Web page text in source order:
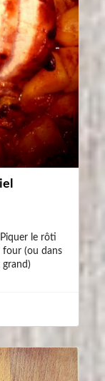
le rôti
four (ou dans
grand)